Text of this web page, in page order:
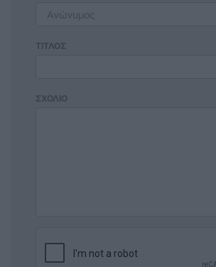
ΤΙΤΛΟΣ
ΣΧΟΛΙΟ